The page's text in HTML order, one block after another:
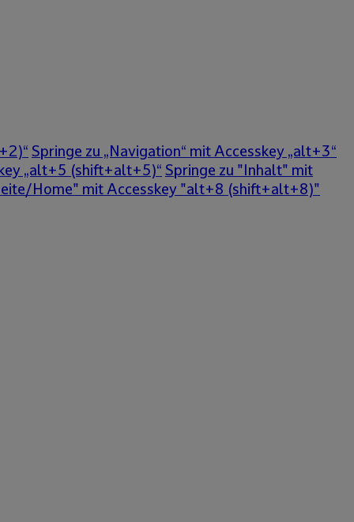
Springe zu „Navigation“ mit Accesskey „alt+3“
„alt+5 (shift+alt+5)“ Springe zu "Inhalt" mit
Home" mit Accesskey "alt+8 (shift+alt+8)"